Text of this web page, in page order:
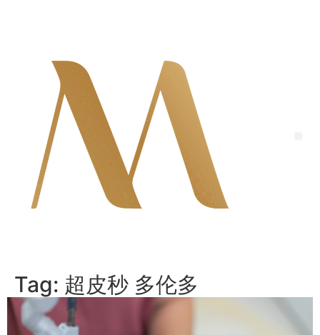
Tag: 超皮秒 多伦多